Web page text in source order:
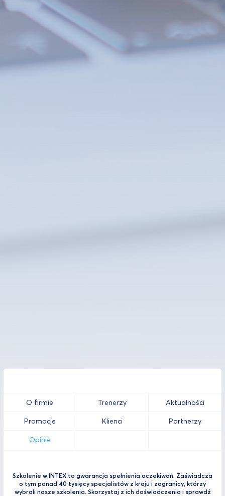
O firmie Trenerzy Aktualności
Promocje Klienci Partnerzy
Opinie
Szkolenie w INTEX to gwarancja spełnienia oczekiwań. Zaświadcza
o tym ponad 40 tysięcy specjalistów z kraju i zagranicy, którzy
wybrali nasze szkolenia. Skorzystaj z ich doświadczenia i sprawdź